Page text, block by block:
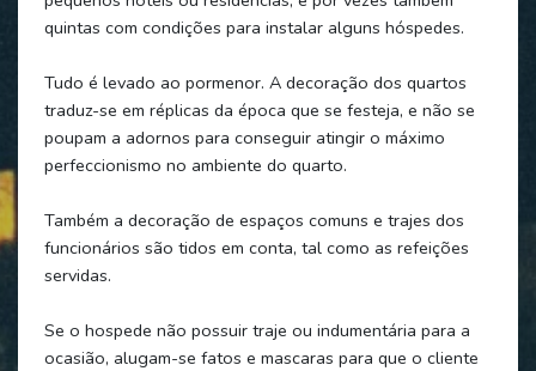
quintas com condições para instalar alguns hóspedes.
Tudo é levado ao pormenor. A decoração dos quartos
traduz-se em réplicas da época que se festeja, e não se
poupam a adornos para conseguir atingir o máximo
perfeccionismo no ambiente do quarto.
Também a decoração de espaços comuns e trajes dos
funcionários são tidos em conta, tal como as refeições
servidas.
Se o hospede não possuir traje ou indumentária para a
ocasião, alugam-se fatos e mascaras para que o cliente